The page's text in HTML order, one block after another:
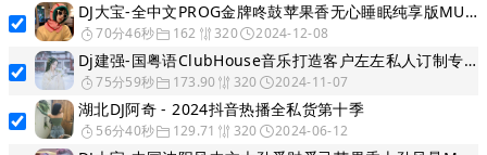
DJ大宝-全中文PROG金牌咚鼓苹果香无心睡眠纯享版MUSIC慢摇大碟
70分46秒 162 320 2024-12-08
Dj建强-国粤语ClubHouse音乐打造客户左左私人订制专属专辑实录串烧
75分59秒 173.90 320 2024-11-07
湖北DJ阿奇 - 2024抖音热播全私货第十季
56分40秒 129.71 320 2024-06-12